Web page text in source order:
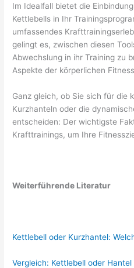
Im Idealfall bietet die
Kettlebells in Ihr
umfassendes
gelingt es, zwischen diesen
Abwechslung in ihr Training zu
Aspekte der körperlichen
Ganz gleich, ob Sie sich für die
Kurzhanteln oder die
entscheiden: Der wichtigste
Krafttrainings, um Ihre
Weiterführende Literatur
Kettlebell oder Kurzhantel:
Vergleich: Kettlebell oder Hantel